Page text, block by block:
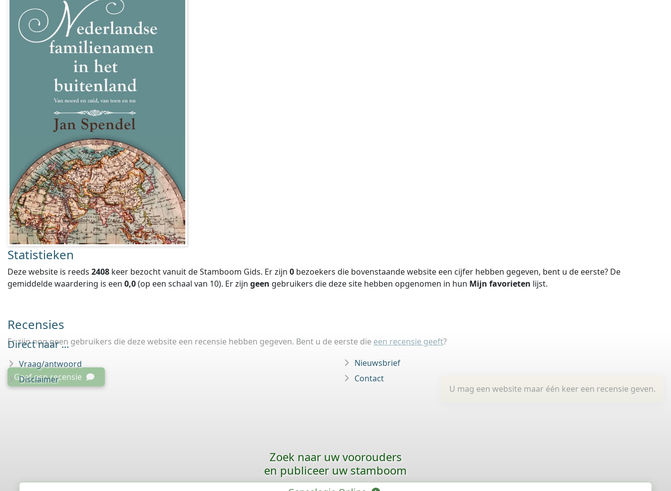
Statistieken
Deze website is reeds 2408 keer bezocht vanuit de Stamboom Gids. Er zijn 0 bezoekers die bovenstaande website een cijfer hebben gegeven, bent u de eerste? De
gemiddelde waardering is een 0,0(op een schaal van 10). Er zijn geen gebruikers die deze site hebben opgenomen in hun Mijn favorieten lijst.
Recensies
Er zijn nog geen gebruikers die deze website een recensie hebben gegeven. Bent u de eerste die een recensie geeft?
U mag een website maar één keer een recensie geven.
Geef een recensie
Direct naar ...
Vraag/antwoord
Disclaimer
Nieuwsbrief
Contact
Zoek naar uw voorouders
en publiceer uw stamboom